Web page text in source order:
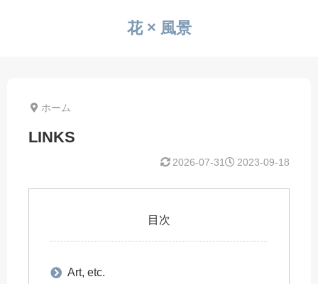
花 × 風景
ホーム
LINKS
2023-09-18
2026-07-31
目次
Art, etc.